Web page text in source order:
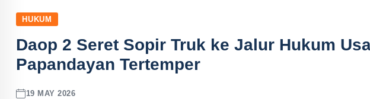
HUKUM
Daop 2 Seret Sopir Truk ke Jalur Hukum
Papandayan Tertemper
19 MAY 2026